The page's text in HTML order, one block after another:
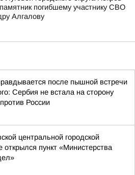
погибшему участнику СВО
Алгалову
после пышной встречи
Сербия не встала на сторону
России
центральной городской
открылся пункт «Министерства